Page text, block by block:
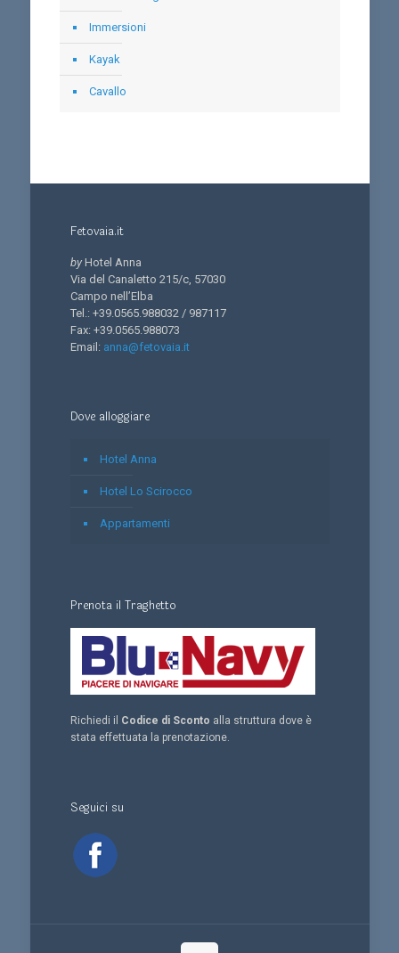
Immersioni
Kayak
Cavallo
Fetovaia.it
by Hotel Anna
Via del Canaletto 215/c, 57030
Campo nell’Elba
Tel.: +39.0565.988032 / 987117
Fax: +39.0565.988073
Email: anna@fetovaia.it
Dove alloggiare
Hotel Anna
Hotel Lo Scirocco
Appartamenti
Prenota il Traghetto
Richiedi il Codice di Sconto alla struttura dove è
stata effettuata la prenotazione.
Seguici su